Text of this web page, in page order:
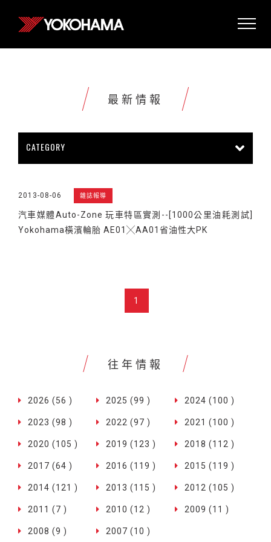
最新情報
CATEGORY
販促活動
賽車活動 展覽活動 其他新聞
2013-08-06 雜誌報導
汽車媒體Auto-Zone 玩車特區實測--[1000公里油耗測試]
Yokohama橫濱輪胎 AE01╳AA01省油性大PK
1
往年情報
2026 (56 ) 2025 (99 ) 2024 (100 )
2023 (98 ) 2022 (97 ) 2021 (100 )
2020 (105 ) 2019 (123 ) 2018 (112 )
2017 (64 ) 2016 (119 ) 2015 (119 )
2014 (121 ) 2013 (115 ) 2012 (105 )
2011 (7 ) 2010 (12 ) 2009 (11 )
2008 (9 ) 2007 (10 )